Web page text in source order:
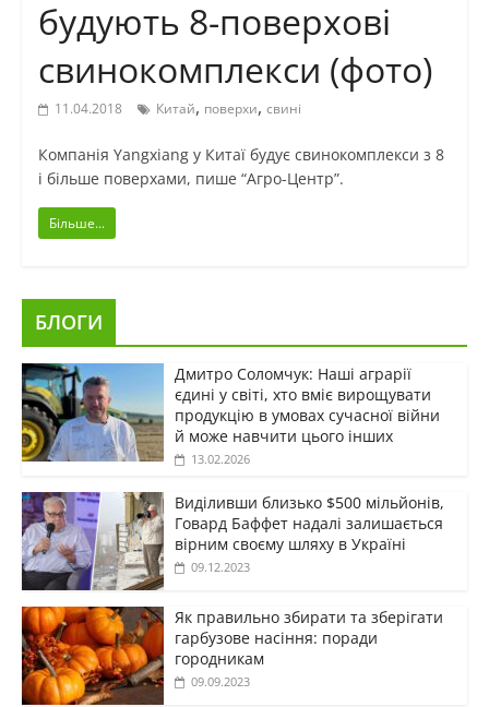
будують 8-поверхові
свинокомплекси (фото)
11.04.2018 Китай, поверхи, свині
Компанія Yangxiang у Китаї будує свинокомплекси з 8
і більше поверхами, пише “Агро-Центр”.
Більше...
БЛОГИ
Дмитро Соломчук: Наші аграрії
єдині у світі, хто вміє вирощувати
продукцію в умовах сучасної війни
й може навчити цього інших
13.02.2026
Виділивши близько $500 мільйонів,
Говард Баффет надалі залишається
вірним своєму шляху в Україні
09.12.2023
Як правильно збирати та зберігати
гарбузове насіння: поради
городникам
09.09.2023